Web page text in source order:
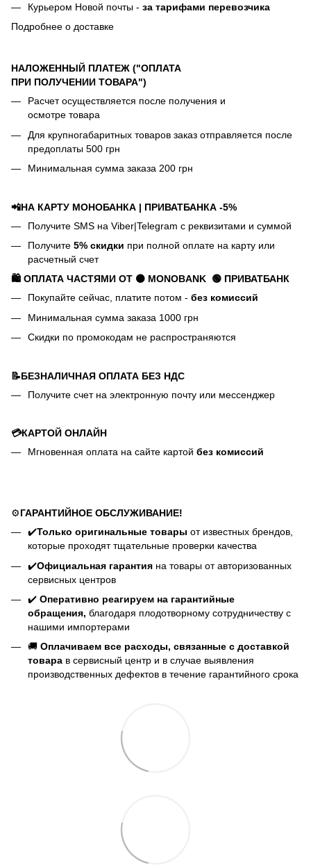
Курьером Новой почты - за тарифами перевозчика
Подробнее о доставке
НАЛОЖЕННЫЙ ПЛАТЕЖ ("ОПЛАТА
ПРИ ПОЛУЧЕНИИ ТОВАРА")
Расчет осуществляется после получения и
осмотре товара
Для крупногабаритных товаров заказ отправляется после
предоплаты 500 грн
Минимальная сумма заказа 200 грн
📲НА КАРТУ МОНОБАНКА | ПРИВАТБАНКА -5%
Получите SMS на Viber|Telegram с реквизитами и суммой
Получите 5% скидки при полной оплате на карту или
расчетный счет
🛍️ ОПЛАТА ЧАСТЯМИ ОТ ⚫ MONOBANK 🟢 ПРИВАТБАНК
Покупайте сейчас, платите потом - без комиссий
Минимальная сумма заказа 1000 грн
Скидки по промокодам не распространяются
📝БЕЗНАЛИЧНАЯ ОПЛАТА БЕЗ НДС
Получите счет на электронную почту или мессенджер
💳КАРТОЙ ОНЛАЙН
Мгновенная оплата на сайте картой без комиссий
⚙️ГАРАНТИЙНОЕ ОБСЛУЖИВАНИЕ!
✔️Только оригинальные товары от известных брендов,
которые проходят тщательные проверки качества
✔️Официальная гарантия на товары от авторизованных
сервисных центров
✔️ Оперативно реагируем на гарантийные
обращения, благодаря плодотворному сотрудничеству с
нашими импортерами
🚚 Оплачиваем все расходы, связанные с доставкой
товара в сервисный центр и в случае выявления
производственных дефектов в течение гарантийного срока